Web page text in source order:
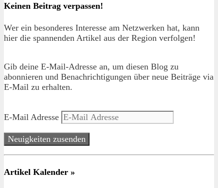
Keinen Beitrag verpassen!
Wer ein besonderes Interesse am Netzwerken hat, kann
hier die spannenden Artikel aus der Region verfolgen!
Gib deine E-Mail-Adresse an, um diesen Blog zu
abonnieren und Benachrichtigungen über neue Beiträge via
E-Mail zu erhalten.
E-Mail Adresse
Neuigkeiten zusenden
Artikel Kalender »